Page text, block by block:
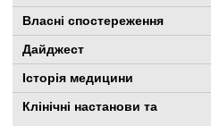
Власні спостереження
Дайджест
Історія медицини
Клінiчні настанови та